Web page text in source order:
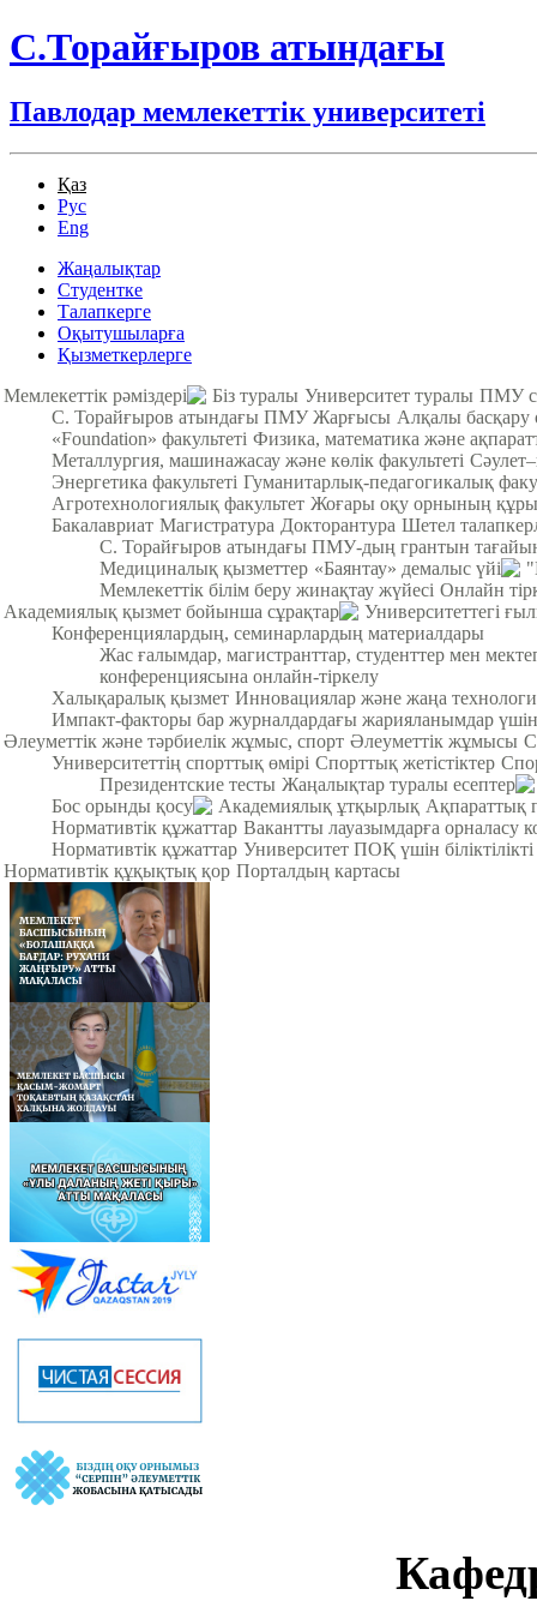
С.Торайғыров атындағы
Павлодар мемлекеттік университеті
Қаз
Рус
Eng
Жаңалықтар
Студентке
Талапкерге
Оқытушыларға
Қызметкерлерге
Мемлекеттік рәміздері
Біз туралы Университет туралы ПМУ
С. Торайғыров атындағы ПМУ Жарғысы Алқалы басқару
«Foundation» факультеті Физика, математика және
Металлургия, машинажасау және көлік факультеті
Энергетика факультеті Гуманитарлық-педагогикалық
Агротехнологиялық факультет Жоғары оқу орнының
Бакалавриат Магистратура Докторантура Шетел
С. Торайғыров атындағы ПМУ-дың грантын
Медициналық қызметтер «Баянтау» демалыс үйі
Мемлекеттік білім беру жинақтау жүйесі Онлайн
Академиялық қызмет бойынша сұрақтар
Университеттегі
Конференциялардың, семинарлардың материалдары
Жас ғалымдар, магистранттар, студенттер мен
конференциясына онлайн-тіркелу
Халықаралық қызмет Инновациялар және жаңа
Импакт-факторы бар журналдардағы жарияланымдар үшін
Әлеуметтік және тәрбиелік жұмыс, спорт Әлеуметтік жұмысы
Университеттің спорттық өмірі Спорттық жетістіктер
Президентские тесты Жаңалықтар туралы есептер
Бос орынды қосу
Академиялық ұтқырлық Ақпараттық
Нормативтік құжаттар Вакантты лауазымдарға орналасу
Нормативтік құжаттар Университет ПОҚ үшін
Нормативтік құқықтық қор Порталдың картасы